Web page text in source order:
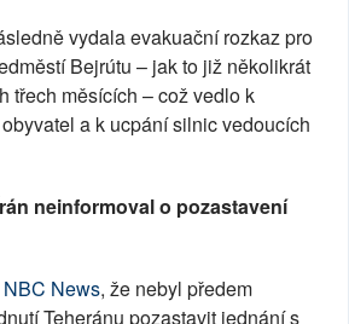
vydala evakuační rozkaz pro
Bejrútu – jak to již několikrát
třech měsících – což vedlo k
a k ucpání silnic vedoucích
neinformoval o pozastavení
News, že nebyl předem
Teheránu pozastavit jednání s